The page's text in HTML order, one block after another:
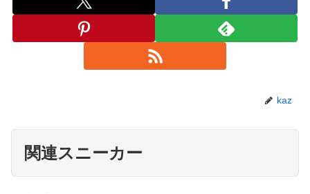
kaz
関連スニーカー